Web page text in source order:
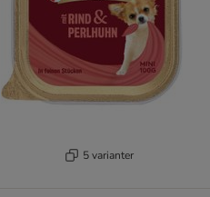
5 varianter